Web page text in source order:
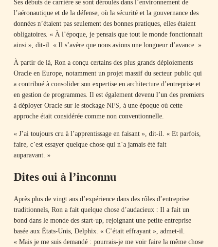
Ses débuts de carrière se sont déroulés dans l’environnement de
l’aéronautique et de la défense, où la sécurité et la gouvernance des
données n’étaient pas seulement des bonnes pratiques, elles étaient
obligatoires. « À l’époque, je pensais que tout le monde fonctionnait
ainsi », dit-il. « Il s’avère que nous avions une longueur d’avance. »
À partir de là, Ron a conçu certains des plus grands déploiements
Oracle en Europe, notamment un projet massif du secteur public qui
a contribué à consolider son expertise en architecture d’entreprise et
en gestion de programmes. Il est également devenu l’un des premiers
à déployer Oracle sur le stockage NFS, à une époque où cette
approche était considérée comme non conventionnelle.
« J’ai toujours cru à l’apprentissage en faisant », dit-il. « Et parfois,
faire, c’est essayer quelque chose qui n’a jamais été fait
auparavant. »
Dites oui à l’inconnu
Après plus de vingt ans d’expérience dans des rôles d’entreprise
traditionnels, Ron a fait quelque chose d’audacieux : Il a fait un
bond dans le monde des start-up, rejoignant une petite entreprise
basée aux États-Unis, Delphix. « C’était effrayant », admet-il.
« Mais je me suis demandé : pourrais-je me voir faire la même chose